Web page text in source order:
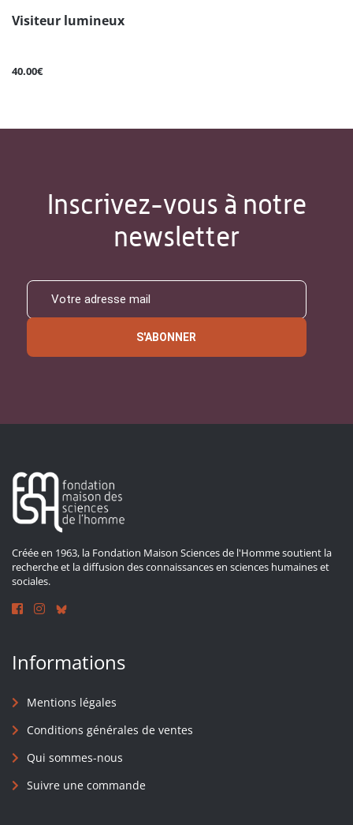
Visiteur lumineux
40.00€
Inscrivez-vous à notre
newsletter
S'ABONNER
Créée en 1963, la Fondation Maison Sciences de l'Homme soutient la
recherche et la diffusion des connaissances en sciences humaines et
sociales.
Informations
Mentions légales
Conditions générales de ventes
Qui sommes-nous
Suivre une commande